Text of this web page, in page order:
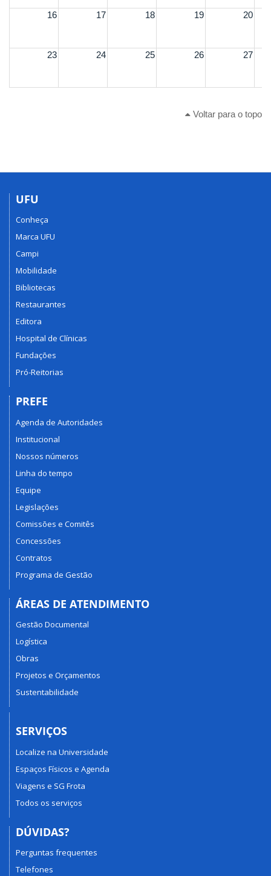
16 17 18 19 20
23 24 25 26 27
Voltar para o topo
UFU
Conheça
Marca UFU
Campi
Mobilidade
Bibliotecas
Restaurantes
Editora
Hospital de Clínicas
Fundações
Pró-Reitorias
PREFE
Agenda de Autoridades
Institucional
Nossos números
Linha do tempo
Equipe
Legislações
Comissões e Comitês
Concessões
Contratos
Programa de Gestão
ÁREAS DE ATENDIMENTO
Gestão Documental
Logística
Obras
Projetos e Orçamentos
Sustentabilidade
SERVIÇOS
Localize na Universidade
Espaços Físicos e Agenda
Viagens e SG Frota
Todos os serviços
DÚVIDAS?
Perguntas frequentes
Telefones